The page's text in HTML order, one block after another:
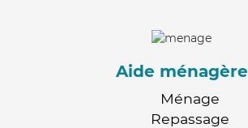
Aide ménagère
Ménage
Repassage